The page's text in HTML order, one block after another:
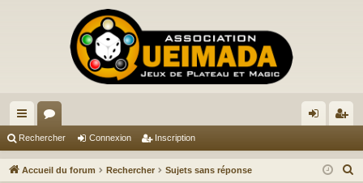
ac
co
or
u ne cri
Rechercher Connexion Inscription
Accueil du forum Rechercher Sujets sans réponse